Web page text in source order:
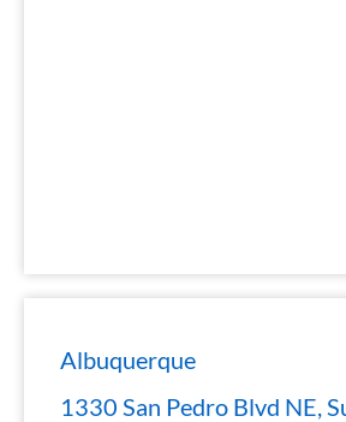
Albuquerque
1330 San Pedro Blvd NE,